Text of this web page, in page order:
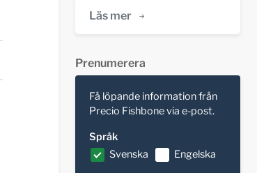
Läs mer
Prenumerera
Få löpande information från
Precio Fishbone via e-post.
Språk
Svenska
Engelska